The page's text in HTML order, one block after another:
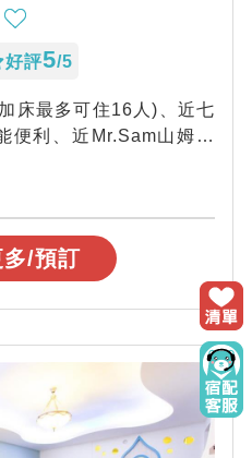
好評5/5
床最多可住16人)、近七
便利、近Mr.Sam山姆先
/預訂